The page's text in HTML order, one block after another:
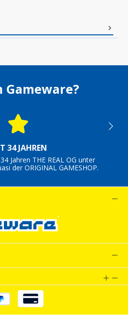
Gameware?
34 JAHREN
Jahren THE REAL OG unter
der ORIGINAL GAMESHOP.